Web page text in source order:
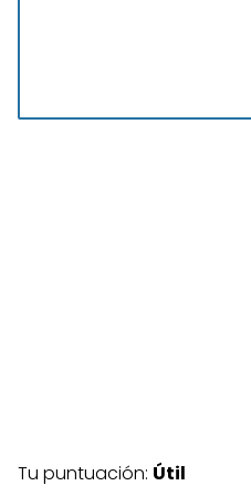
Tu puntuación: Útil